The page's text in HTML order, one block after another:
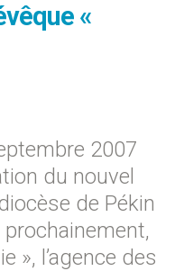
«
2007
du nouvel
de Pékin
», l’agence des